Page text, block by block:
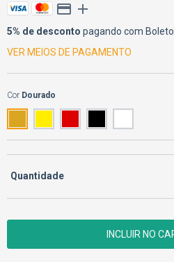
5% de desconto pagando com Boleto
VER MEIOS DE PAGAMENTO
Cor Dourado
Quantidade